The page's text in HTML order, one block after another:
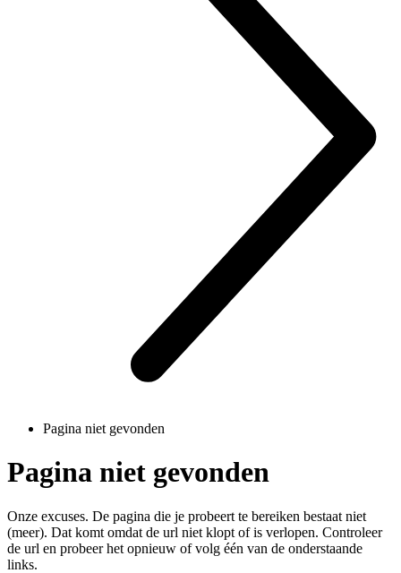
Pagina niet gevonden
Pagina niet gevonden
Onze excuses. De pagina die je probeert te bereiken bestaat niet
(meer). Dat komt omdat de url niet klopt of is verlopen. Controleer
de url en probeer het opnieuw of volg één van de onderstaande
links.